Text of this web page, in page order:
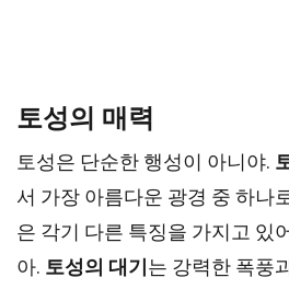
토성의 매력
토성은 단순한 행성이 아니야.
서 가장 아름다운 광경 중 하나
은 각기 다른 특징을 가지고 있
아. 토성의 대기 는 강력한 폭풍